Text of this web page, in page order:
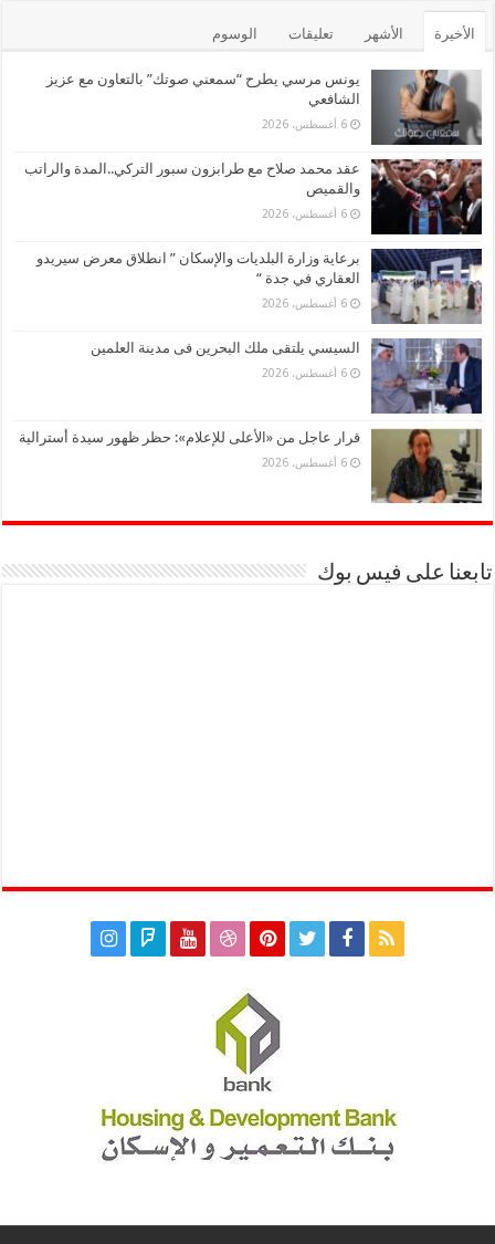
الأخيرة الأشهر تعليقات الوسوم
يونس مرسي يطرح “سمعني صوتك” بالتعاون مع عزيز
الشافعي
6 أغسطس، 2026
عقد محمد صلاح مع طرابزون سبور التركي..المدة والراتب
والقميص
6 أغسطس، 2026
برعاية وزارة البلديات والإسكان ” انطلاق معرض سيريدو
العقاري في جدة “
6 أغسطس، 2026
السيسي يلتقى ملك البحرين فى مدينة العلمين
6 أغسطس، 2026
قرار عاجل من «الأعلى للإعلام»: حظر ظهور سيدة أسترالية
6 أغسطس، 2026
تابعنا على فيس بوك